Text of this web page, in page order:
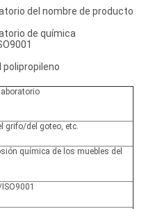
del nombre de producto
de química
grifo/del goteo, etc.
química de los muebles del